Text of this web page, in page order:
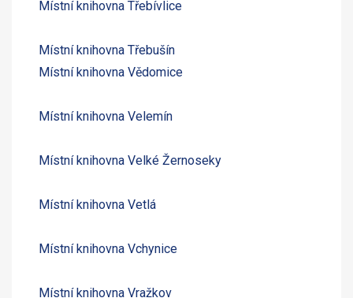
Místní knihovna Třebívlice
Místní knihovna Třebušín
Místní knihovna Vědomice
Místní knihovna Velemín
Místní knihovna Velké Žernoseky
Místní knihovna Vetlá
Místní knihovna Vchynice
Místní knihovna Vražkov